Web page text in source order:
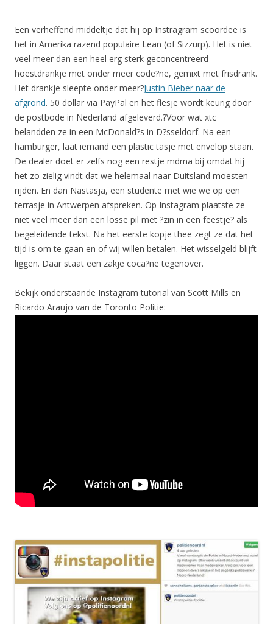
Een verheffend middeltje dat hij op Instragram scoordee is
het in Amerika razend populaire Lean (of Sizzurp). Het is niet
veel meer dan een heel erg sterk geconcentreerd
hoestdrankje met onder meer code?ne, gemixt met frisdrank.
Het drankje sleepte onder meer?Justin Bieber naar de
afgrond. 50 dollar via PayPal en het flesje wordt keurig door
de postbode in Nederland afgeleverd.?Voor wat xtc
belandden ze in een McDonald?s in D?sseldorf. Na een
hamburger, laat iemand een plastic tasje met envelop staan.
De dealer doet er zelfs nog een restje mdma bij omdat hij
het zo zielig vindt dat we helemaal naar Duitsland moesten
rijden. En dan Nastasja, een studente met wie we op een
terrasje in Antwerpen afspreken. Op Instagram plaatste ze
niet veel meer dan een losse pil met ?zin in een feestje? als
begeleidende tekst. Na het eerste kopje thee zegt ze dat het
tijd is om te gaan en of wij willen betalen. Het wisselgeld blijft
liggen. Daar staat een zakje coca?ne tegenover.
Bekijk onderstaande Instagram tutorial van Scott Mills en
Ricardo Araujo van de Toronto Politie: